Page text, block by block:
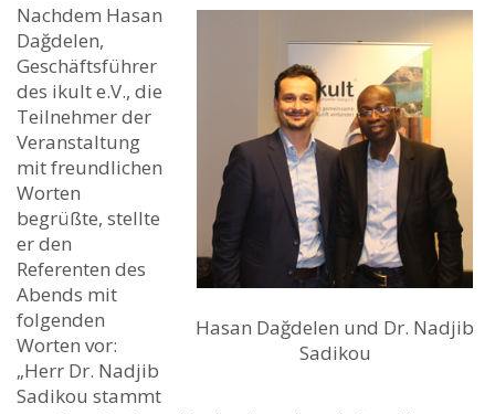
Hasan Dağdelen und Dr. Nadjib
Sadikou
Nachdem Hasan
Dağdelen,
Geschäftsführer
des ikult e.V., die
Teilnehmer der
Veranstaltung
mit freundlichen
Worten
begrüßte, stellte
er den
Referenten des
Abends mit
folgenden
Worten vor:
„Herr Dr. Nadjib
Sadikou stammt